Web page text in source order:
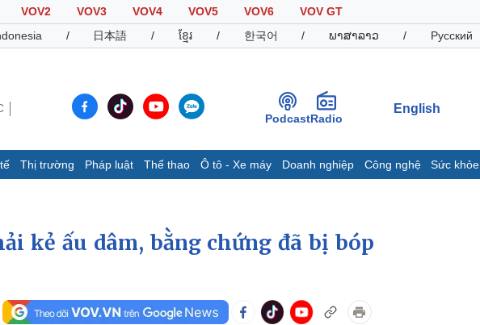
VOV2 VOV3 VOV4 VOV5 VOV6
VOV GT
/ 日本語 / ខ្មែរ / 한국어 / ພາສາລາວ / Русский
PodcastRadio
English
Thị trường Pháp luật Thể thao Ô tô - Xe máy Doanh nghiệp Công nghệ Sức khỏe
Cuộc sống đó đây
Hồ sơ
Ảnh
E-Magazine
Khởi nghiệp
kẻ ấu dâm, bằng chứng đã bị bóp